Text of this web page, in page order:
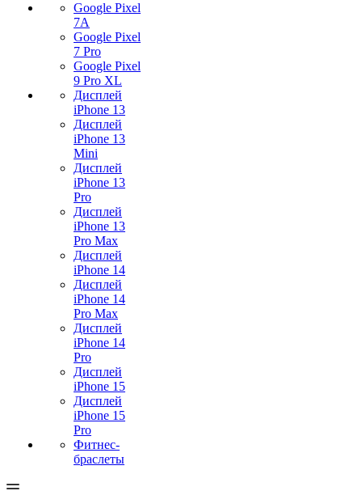
Google Pixel
7А
Google Pixel
7 Pro
Google Pixel
9 Pro XL
Дисплей
iPhone 13
Дисплей
iPhone 13
Mini
Дисплей
iPhone 13
Pro
Дисплей
iPhone 13
Pro Max
Дисплей
iPhone 14
Дисплей
iPhone 14
Pro Max
Дисплей
iPhone 14
Pro
Дисплей
iPhone 15
Дисплей
iPhone 15
Pro
Фитнес-
браслеты